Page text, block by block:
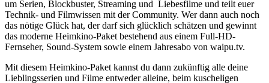
um Serien, Blockbuster, Streaming und Liebesfilme und teilt euer
Technik- und Filmwissen mit der Community. Wer dann auch noch
das nötige Glück hat, der darf sich glücklich schätzen und gewinnt
das moderne Heimkino-Paket bestehend aus einem Full-HD-
Fernseher, Sound-System sowie einem Jahresabo von waipu.tv.
Mit diesem Heimkino-Paket kannst du dann zukünftig alle deine
Lieblingsserien und Filme entweder alleine, beim kuscheligen